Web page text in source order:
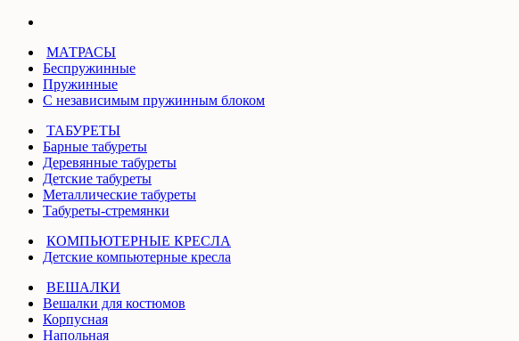
МАТРАСЫ
Беспружинные
Пружинные
С независимым пружинным блоком
ТАБУРЕТЫ
Барные табуреты
Деревянные табуреты
Детские табуреты
Металлические табуреты
Табуреты-стремянки
КОМПЬЮТЕРНЫЕ КРЕСЛА
Детские компьютерные кресла
ВЕШАЛКИ
Вешалки для костюмов
Корпусная
Напольная